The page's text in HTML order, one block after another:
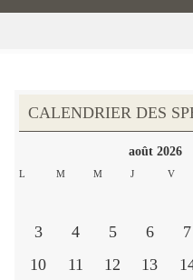
CALENDRIER DES
août 2026
L M M J V
3
4 5 6 7
10
11 12 13